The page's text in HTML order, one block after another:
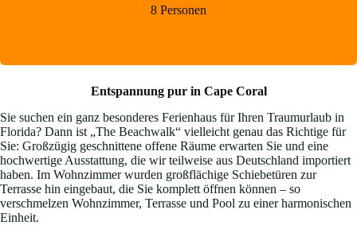
8 Personen
Entspannung pur in Cape Coral
Sie suchen ein ganz besonderes Ferienhaus für Ihren Traumurlaub in
Florida? Dann ist „The Beachwalk“ vielleicht genau das Richtige für
Sie: Großzügig geschnittene offene Räume erwarten Sie und eine
hochwertige Ausstattung, die wir teilweise aus Deutschland importiert
haben. Im Wohnzimmer wurden großflächige Schiebetüren zur
Terrasse hin eingebaut, die Sie komplett öffnen können – so
verschmelzen Wohnzimmer, Terrasse und Pool zu einer harmonischen
Einheit.